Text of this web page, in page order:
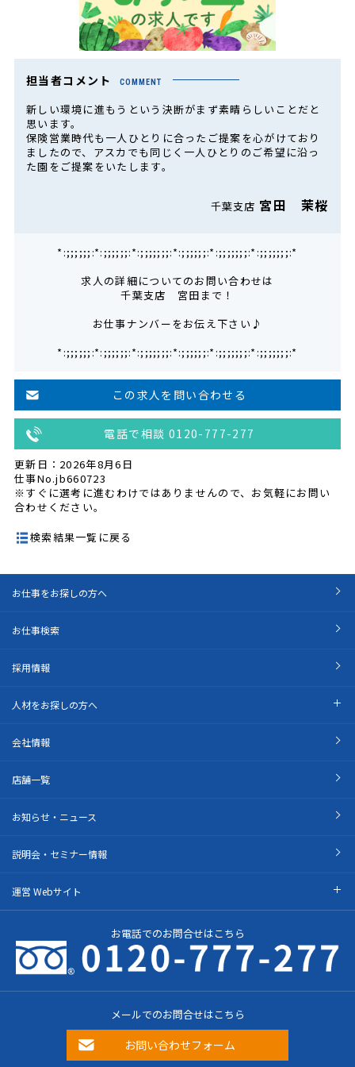
担当者コメント COMMENT
新しい環境に進もうという決断がまず素晴らしいことだと
思います。
保険営業時代も一人ひとりに合ったご提案を心がけており
ましたので、アスカでも同じく一人ひとりのご希望に沿っ
た園をご提案をいたします。
千葉支店 宮田 茉桜
*:;;;;;;:*:;;;;;;:*:;;;;;;;:*:;;;;;;:*:;;;;;;;:*:;;;;;;;:*
求人の詳細についてのお問い合わせは
千葉支店 宮田まで！
お仕事ナンバーをお伝え下さい♪
*:;;;;;;:*:;;;;;;:*:;;;;;;;:*:;;;;;;:*:;;;;;;;:*:;;;;;;;:*
この求人を問い合わせる
電話で相談 0120-777-277
更新日：2026年8月6日
仕事No.jb660723
※すぐに選考に進むわけではありませんので、お気軽にお問い
合わせください。
検索結果一覧に戻る
お仕事をお探しの方へ
お仕事検索
採用情報
人材をお探しの方へ
会社情報
店舗一覧
お知らせ・ニュース
説明会・セミナー情報
運営 Webサイト
お電話でのお問合せはこちら
メールでのお問合せはこちら
お問い合わせフォーム